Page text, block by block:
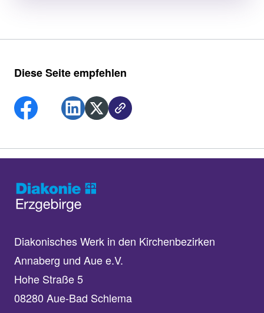
Diese Seite empfehlen
Diakonisches Werk in den Kirchenbezirken
Annaberg und Aue e.V.
Hohe Straße 5
08280 Aue-Bad Schlema